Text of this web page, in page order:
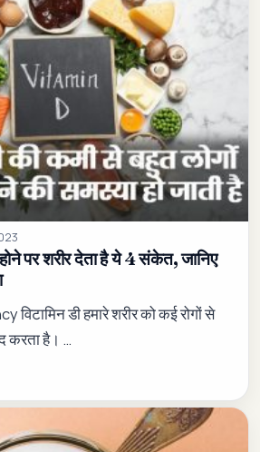
पर शरीर देता है ये 4 संकेत, जानिए
डी हमारे शरीर को कई रोगों से
करता है। …